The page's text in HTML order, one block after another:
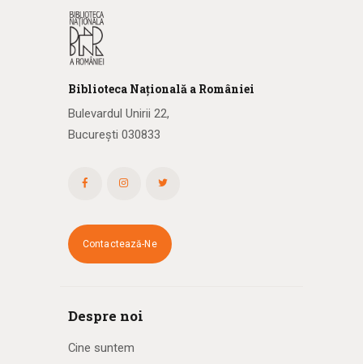
Biblioteca Națională a României
Bulevardul Unirii 22,
București 030833
Contactează-Ne
Despre noi
Cine suntem